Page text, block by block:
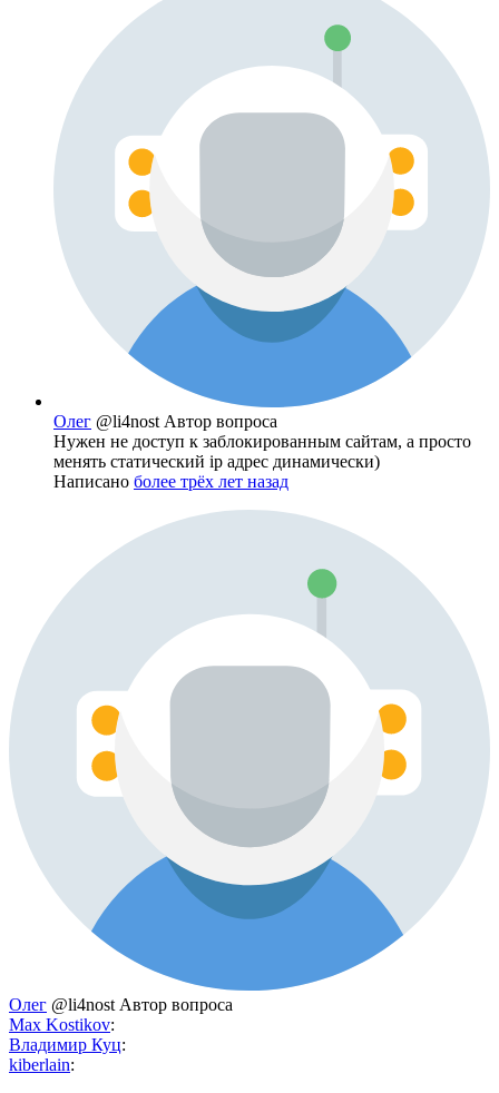
Олег @li4nost Автор вопроса
Нужен не доступ к заблокированным сайтам, а просто
менять статический ip адрес динамически)
Написано более трёх лет назад
Олег @li4nost Автор вопроса
Max Kostikov:
Владимир Куц:
kiberlain: